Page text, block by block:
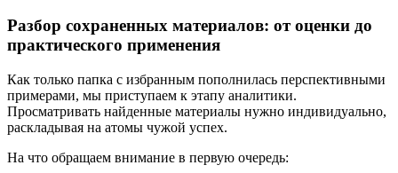
Разбор сохраненных материалов: от оценки до
практического применения
Как только папка с избранным пополнилась перспективными
примерами, мы приступаем к этапу аналитики.
Просматривать найденные материалы нужно индивидуально,
раскладывая на атомы чужой успех.
На что обращаем внимание в первую очередь: